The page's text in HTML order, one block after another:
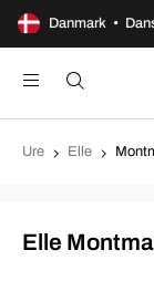
Danmark •
dages åbent køb
Ure Elle
Elle